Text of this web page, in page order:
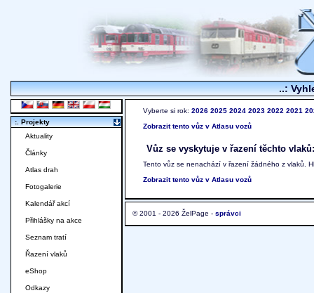
..:
Vyberte si rok: 2026 2025 2024 2023 2022 2021
Zobrazit tento vůz v Atlasu vozů
Vůz se vyskytuje v řazení těchto vlaků:
Tento vůz se nenachází v řazení žádného z vlaků.
Zobrazit tento vůz v Atlasu vozů
© 2001 - 2026 ŽelPage - správci
:. Projekty
Aktuality
Články
Atlas drah
Fotogalerie
Kalendář akcí
Přihlášky na akce
Seznam tratí
Řazení vlaků
eShop
Odkazy